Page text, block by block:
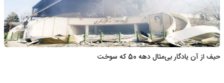
حیف از آن یادگار بی‌مثال دهه 50 که سوخت